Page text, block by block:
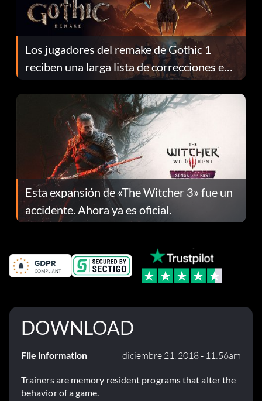
Los jugadores del remake de Gothic 1
reciben una larga lista de correcciones en
el parche 1.0.4
Esta expansión de «The Witcher 3» fue un
accidente. Ahora ya es oficial.
DOWNLOAD
File information diciembre 21, 2018 - 11:56am
Trainers are memory resident programs that alter the
behavior of a game.